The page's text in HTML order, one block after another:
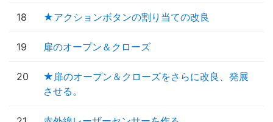
18 ★アクションボタンの割り当ての改良
19 扉のオープン＆クローズ
20
★扉のオープン＆クローズをさらに改良、発展
させる。